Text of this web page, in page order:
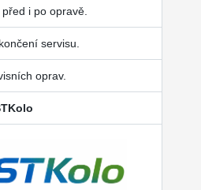
i po opravě.
servisu.
oprav.